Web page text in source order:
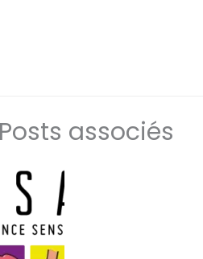
Posts associés